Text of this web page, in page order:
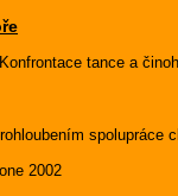
tance a
2002